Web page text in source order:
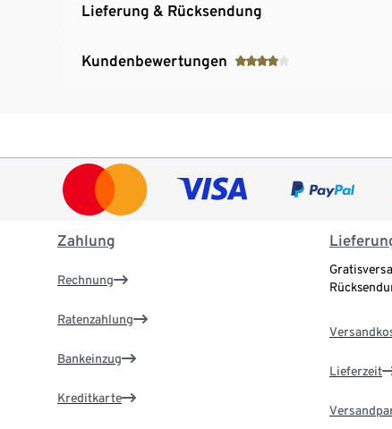
Lieferung & Rücksendung
Kundenbewertungen
Zahlung
Rechnung
Ratenzahlung
Bankeinzug
Kreditkarte
Lieferzeit